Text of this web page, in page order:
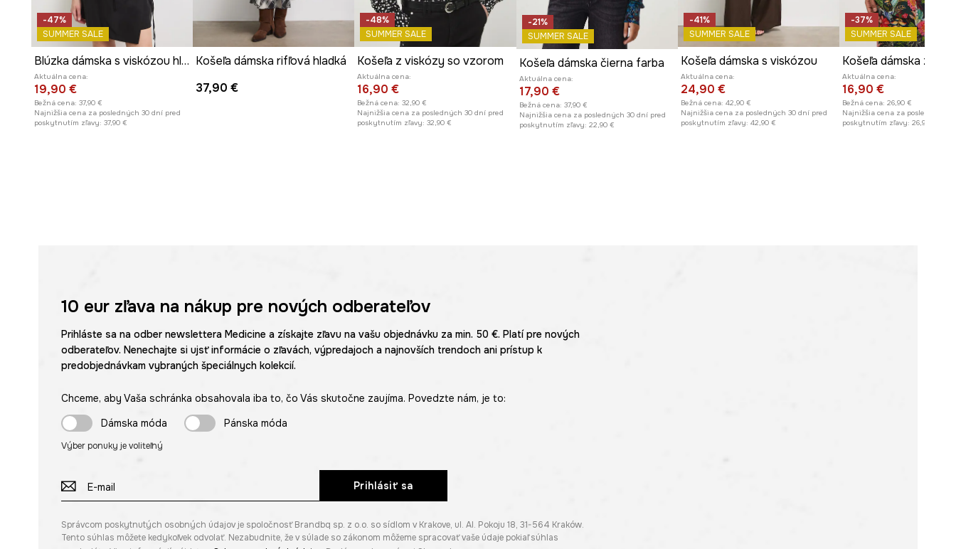
-47%
SUMMER SALE
Blúzka dámska s viskózou hladká
Aktuálna cena:
19,90 €
Bežná cena: 37,90 €
Najnižšia cena za posledných 30 dní pred
poskytnutím zľavy: 37,90 €
Košeľa dámska rifľová hladká
37,90 €
-48%
SUMMER SALE
Košeľa z viskózy so vzorom
Aktuálna cena:
16,90 €
Bežná cena: 32,90 €
Najnižšia cena za posledných 30 dní pred
poskytnutím zľavy: 32,90 €
-21%
SUMMER SALE
Košeľa dámska čierna farba
Aktuálna cena:
17,90 €
Bežná cena: 37,90 €
Najnižšia cena za posledných 30 dní pred
poskytnutím zľavy: 22,90 €
-41%
SUMMER SALE
Košeľa dámska s viskózou
Aktuálna cena:
24,90 €
Bežná cena: 42,90 €
Najnižšia cena za posledných 30 dní pred
poskytnutím zľavy: 42,90 €
-37%
SUMMER SALE
Košeľa dámska z
Aktuálna cena:
16,90 €
Bežná cena: 26,90 €
Najnižšia cena za posledných
poskytnutím zľavy: 26,90 €
10 eurzľava na nákup pre nových odberateľov
Prihláste sa na odber newslettera Medicine a získajte zľavu na vašu objednávku za min. 50 €. Platí pre nových
odberateľov. Nenechajte si ujsť informácie o zľavách, výpredajoch a najnovších trendoch ani prístup k
predobjednávkam vybraných špeciálnych kolekcií.
Chceme, aby Vaša schránka obsahovala iba to, čo Vás skutočne zaujíma. Povedzte nám, je to:
Dámska móda
Pánska móda
Výber ponuky je voliteľný
Prihlásiť sa
Správcom poskytnutých osobných údajov je spoločnosť Brandbq sp. z o.o. so sídlom v Krakove, ul. Al. Pokoju 18, 31-564 Kraków.
Tento súhlas môžete kedykoľvek odvolať. Nezabudnite, že v súlade so zákonom môžeme spracovať vaše údaje pokiaľ súhlas